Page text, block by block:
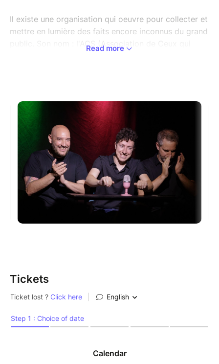
Il existe une organisation qui oeuvre pour collecter et
mettre en lumière des faits encore inconnus du grand
public. Son nom : l'ACS (Association de Ceux qui
terrible vérité cachée depuis des années...
Pour tout public à partir de 8 ans
Langue : français
La distribution du spectacle ✨
Artiste(s) : Sébastien Bruzzone, Cédric
Telles, Mathieu Oliver, Antoine Simon
Mise en scène : Sébastien Bruzzone, Cédric
Telles, Mathieu Oliver
Read more
Tickets